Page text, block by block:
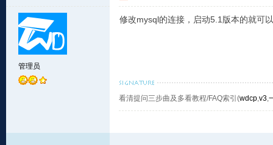
管理员
修改mysql的连接，启动5.1版本的就可以
看清提问三步曲及多看教程/FAQ索引(wdcp,v3,